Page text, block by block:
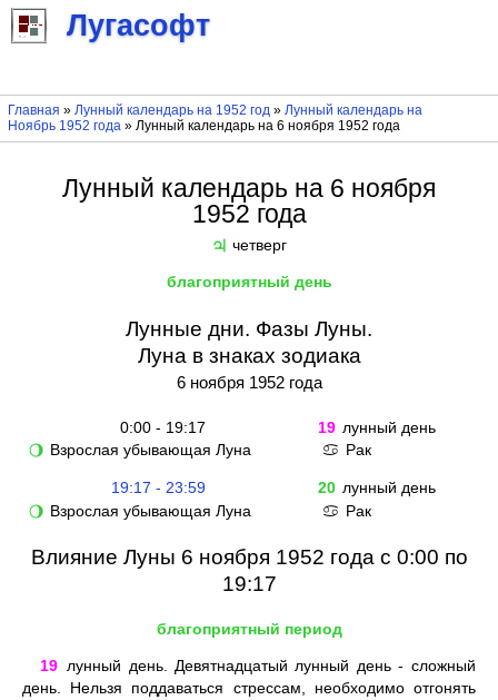
Лугасофт
Главная » Лунный календарь на 1952 год» Лунный календарь на
Ноябрь 1952 года» Лунный календарь на 6 ноября 1952 года
Лунный календарь на 6 ноября
1952 года
♃ четверг
благоприятный день
Лунные дни. Фазы Луны.
Луна в знаках зодиака
6 ноября 1952 года
0:00 - 19:17 19 лунный день
🌖 Взрослая убывающая Луна ♋ Рак
19:17 - 23:59 20 лунный день
🌖 Взрослая убывающая Луна ♋ Рак
Влияние Луны 6 ноября 1952 года с 0:00 по
19:17
благоприятный период
19 лунный день. Девятнадцатый лунный день - сложный
день. Нельзя поддаваться стрессам, необходимо отгонять